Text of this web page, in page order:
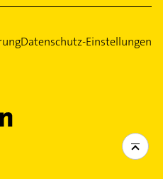
Datenschutz-Einstellungen